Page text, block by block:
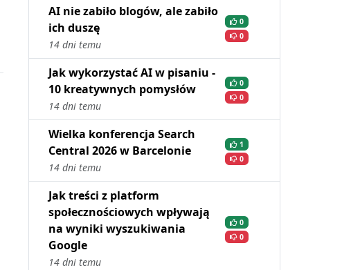
AI nie zabiło blogów, ale zabiło
ich duszę
14 dni temu
0
0
Jak wykorzystać AI w pisaniu -
10 kreatywnych pomysłów
14 dni temu
0
0
Wielka konferencja Search
Central 2026 w Barcelonie
14 dni temu
1
0
Jak treści z platform
społecznościowych wpływają
na wyniki wyszukiwania
Google
14 dni temu
0
0